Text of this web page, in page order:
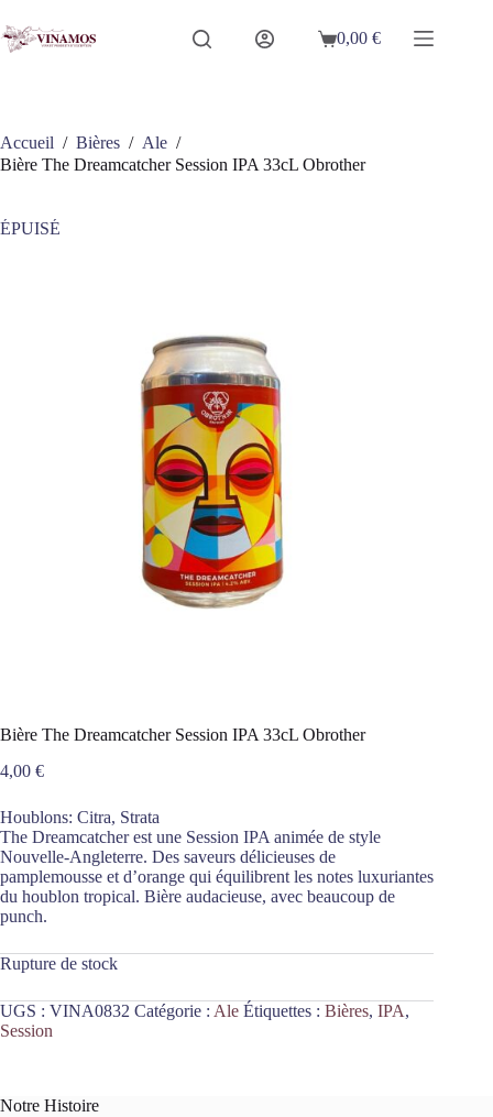
au
contenu
Panier
0,00€
Accueil / Bières / Ale /
Bière The Dreamcatcher Session IPA 33cL Obrother
ÉPUISÉ
Bière The Dreamcatcher Session IPA 33cL Obrother
4,00 €
Houblons: Citra, Strata
The Dreamcatcher est une Session IPA animée de style
Nouvelle-Angleterre. Des saveurs délicieuses de
pamplemousse et d’orange qui équilibrent les notes luxuriantes
du houblon tropical. Bière audacieuse, avec beaucoup de
punch.
Rupture de stock
UGS : VINA0832 Catégorie : Ale Étiquettes : Bières, IPA,
Session
Notre Histoire